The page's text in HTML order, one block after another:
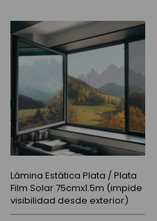
Lámina Estática Plata / Plata
Film Solar 75cmx1.5m (impide
visibilidad desde exterior)